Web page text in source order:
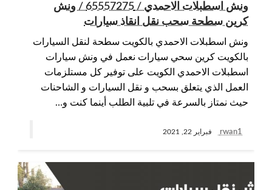
ونش اسطبلات الاحمدي / 65557275 / ونش
كرين سطحة سحب نقل انقاذ سيارات
ونش اسطبلات الاحمدي بالكويت سطحة لنقل السيارات
بالكويت كرين سحي سيارات نعمل في ونش سيارات
اسطبلات الاحمدي الكويت على توفير كل مستلزمات
العمل الذي يتعلق بسحب و نقل السيارات و الشاحنات
حيث نمتاز بالسرعة في تلبية الطلب أينما كنت و…
rwan1 فبراير 22, 2021